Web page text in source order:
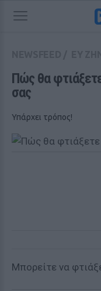
Πώς θα
σας
Υπάρχει τρόπος!
Μπορείτε να